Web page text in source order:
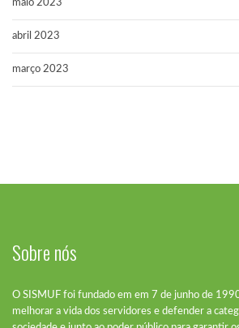
maio 2023
abril 2023
março 2023
Sobre nós
O SISMUF foi fundado em em 7 de junho de
melhorar a vida dos servidores e defender a